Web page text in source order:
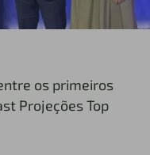
os primeiros
Projeções Top